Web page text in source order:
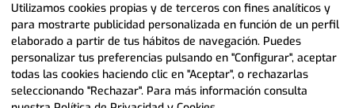
Configurar Cookies
Utilizamos cookies propias y de terceros con fines analíticos y
para mostrarte publicidad personalizada en función de un perfil
elaborado a partir de tus hábitos de navegación. Puedes
personalizar tus preferencias pulsando en "Configurar", aceptar
todas las cookies haciendo clic en "Aceptar", o rechazarlas
seleccionando "Rechazar". Para más información consulta